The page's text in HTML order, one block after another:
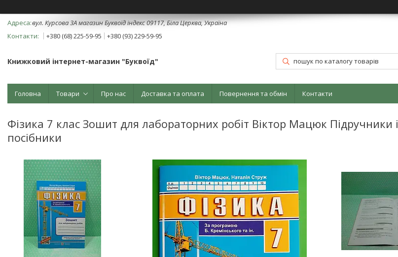
вул. Курсова 3А магазин Буквоїд індекс 09117, Біла Церква, Україна
+380 (68) 225-59-95
+380 (93) 229-59-95
Книжковий інтернет-магазин "Буквоїд"
Головна Товари Про нас Доставка та оплата Повернення та обмін Контакти
Фізика 7 клас Зошит для лабораторних робіт Віктор Мацюк Підручники і
посібники